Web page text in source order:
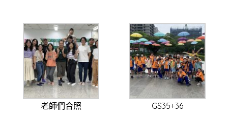
老師們合照 GS35+36